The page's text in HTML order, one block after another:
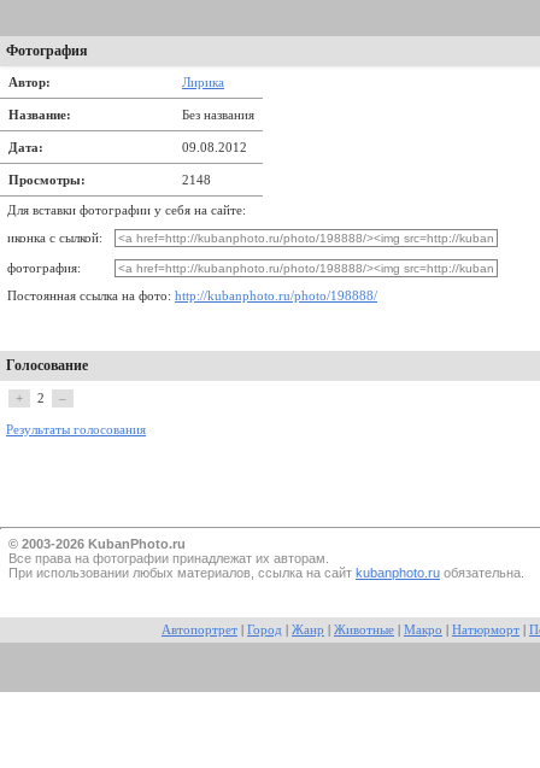
Фотография
Автор: Лирика
Название: Без названия
Дата: 09.08.2012
Просмотры: 2148
Для вставки фотографии у себя на сайте:
иконка с сылкой:
фотография:
Постоянная ссылка на фото: http://kubanphoto.ru/photo/198888/
Голосование
+ 2 –
Результаты голосования
© 2003-2026 KubanPhoto.ru
Все прaва на фотографии принадлежат их авторам.
При использовании любых материалов, ссылка на сайт kubanphoto.ru обязательна.
Автопортрет Город Жанр Животные Макро Натюрморт